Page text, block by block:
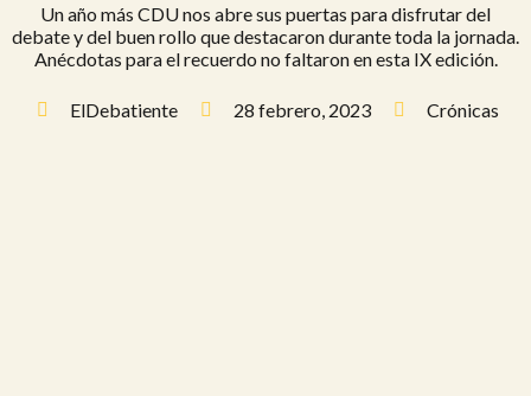
Un año más CDU nos abre sus puertas para disfrutar del
debate y del buen rollo que destacaron durante toda la jornada.
Anécdotas para el recuerdo no faltaron en esta IX edición.
ElDebatiente 28 febrero, 2023 Crónicas